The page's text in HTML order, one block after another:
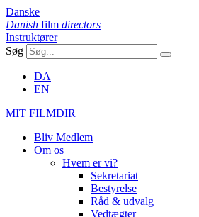
Danske
Danish film directors
Instruktører
Søg
DA
EN
MIT FILMDIR
Bliv Medlem
Om os
Hvem er vi?
Sekretariat
Bestyrelse
Råd & udvalg
Vedtægter